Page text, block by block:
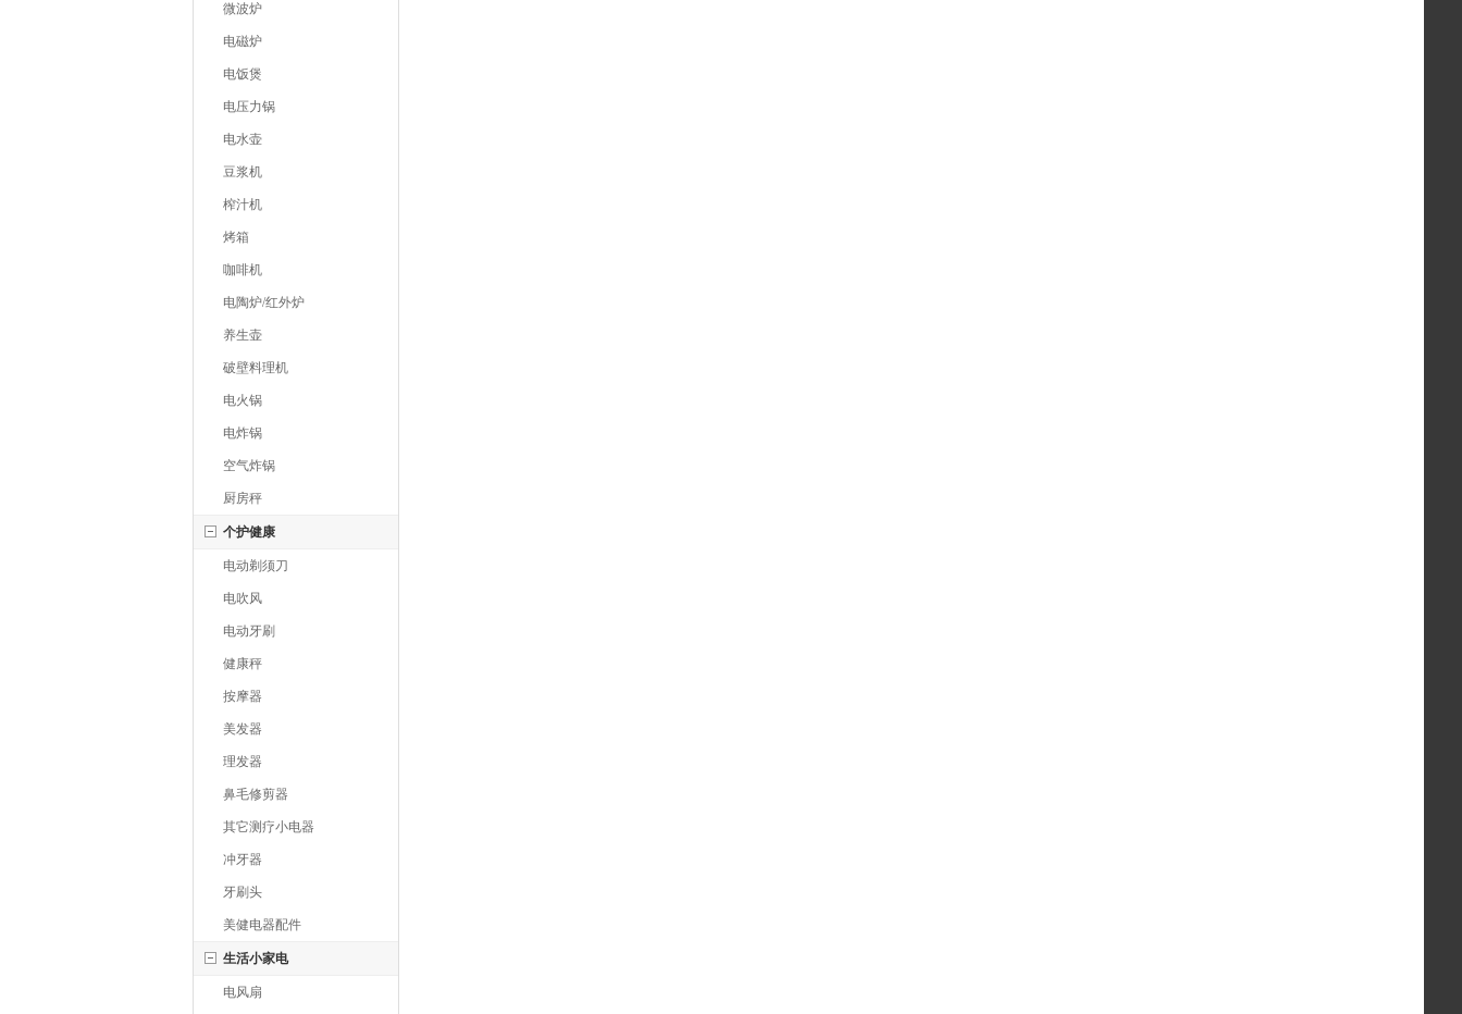
微波炉
电磁炉
电饭煲
电压力锅
电水壶
豆浆机
榨汁机
烤箱
咖啡机
电陶炉/红外炉
养生壶
破壁料理机
电火锅
电炸锅
空气炸锅
厨房秤
个护健康
电动剃须刀
电吹风
电动牙刷
健康秤
按摩器
美发器
理发器
鼻毛修剪器
其它测疗小电器
冲牙器
牙刷头
美健电器配件
生活小家电
电风扇